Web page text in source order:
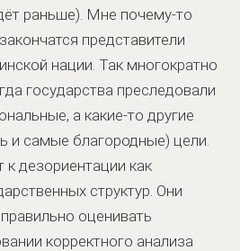
раньше). Мне почему-то
представители
нации. Так многократно
государства преследовали
а какие-то другие
и самые благородные) цели.
дезориентации как
структур. Они
оценивать
корректного анализа